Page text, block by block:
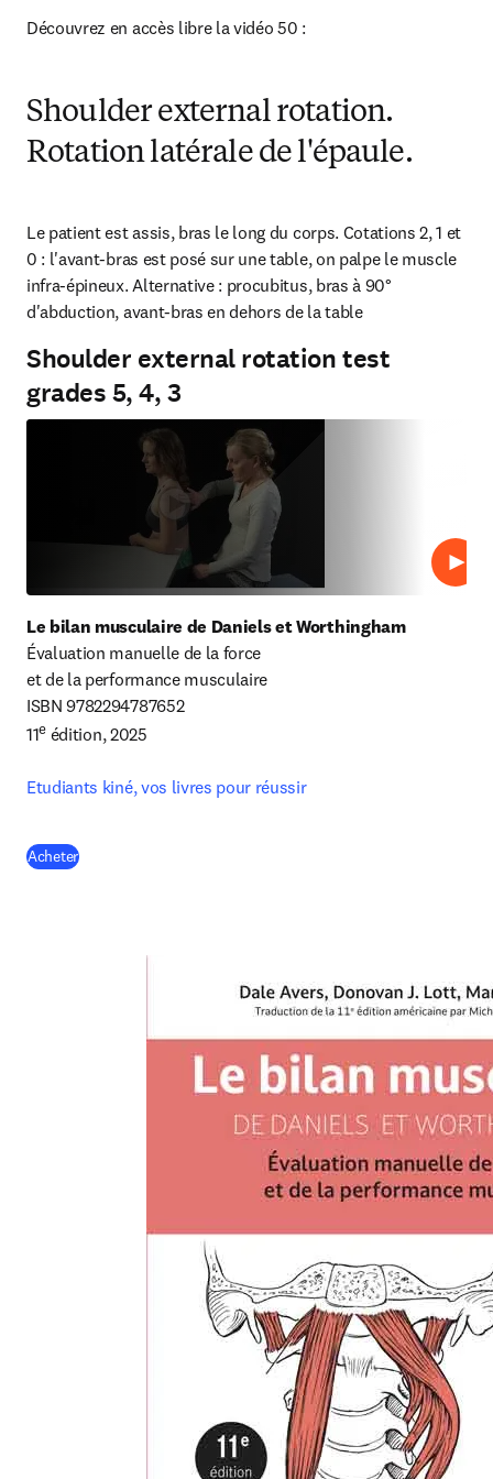
Découvrez en accès libre la vidéo 50 :
Shoulder external rotation.
Rotation latérale de l'épaule.
Le patient est assis, bras le long du corps. Cotations 2, 1 et
0 : l'avant-bras est posé sur une table, on palpe le muscle
infra-épineux. Alternative : procubitus, bras à 90°
d'abduction, avant-bras en dehors de la table
Shoulder external rotation test
grades 5, 4, 3
Lire
Le bilan musculaire de Daniels et Worthingham
Évaluation manuelle de la force
et de la performance musculaire
ISBN 9782294787652
11e édition, 2025
Etudiants kiné, vos livres pour réussir
Acheter(